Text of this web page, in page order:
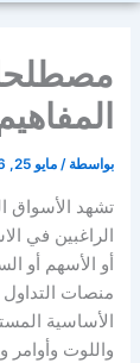
بواسطة/مايو 25, 2026
تشهد الأسواق
الراغبين في
أو الأسهم أو
منصات
الأساسية
واللوت